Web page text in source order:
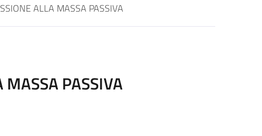
ALLA MASSA PASSIVA
PASSIVA